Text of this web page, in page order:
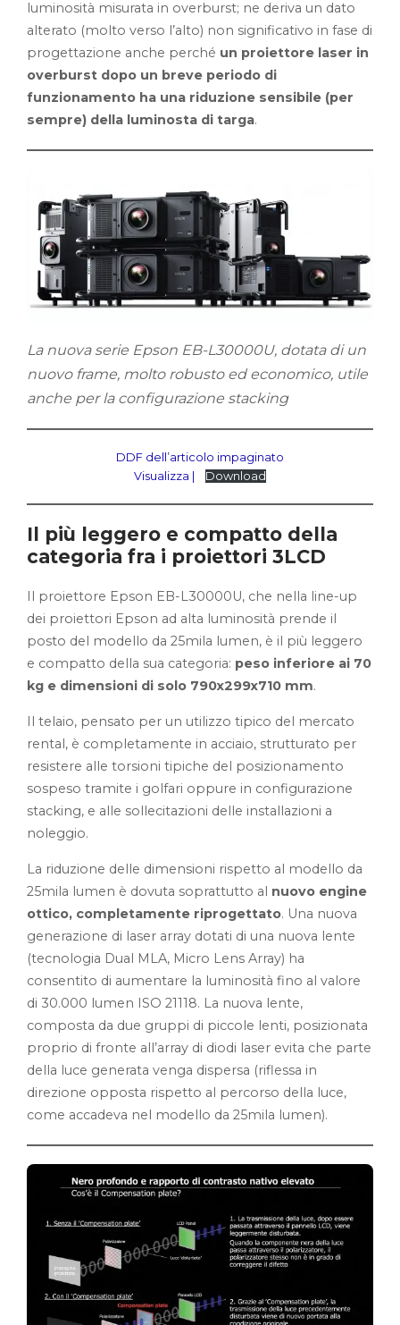
luminosità misurata in overburst; ne deriva un dato
alterato (molto verso l’alto) non significativo in fase di
progettazione anche perché un proiettore laser in
overburst dopo un breve periodo di
funzionamento ha una riduzione sensibile (per
sempre) della luminosta di targa.
La nuova serie Epson EB-L30000U, dotata di un
nuovo frame, molto robusto ed economico, utile
anche per la configurazione stacking
DDF dell’articolo impaginato
Visualizza |
Download
Il più leggero e compatto della
categoria fra i proiettori 3LCD
Il proiettore Epson EB-L30000U, che nella line-up
dei proiettori Epson ad alta luminosità prende il
posto del modello da 25mila lumen, è il più leggero
e compatto della sua categoria: peso inferiore ai 70
kg e dimensioni di solo 790x299x710 mm.
Il telaio, pensato per un utilizzo tipico del mercato
rental, è completamente in acciaio, strutturato per
resistere alle torsioni tipiche del posizionamento
sospeso tramite i golfari oppure in configurazione
stacking, e alle sollecitazioni delle installazioni a
noleggio.
La riduzione delle dimensioni rispetto al modello da
25mila lumen è dovuta soprattutto al nuovo engine
ottico, completamente riprogettato. Una nuova
generazione di laser array dotati di una nuova lente
(tecnologia Dual MLA, Micro Lens Array) ha
consentito di aumentare la luminosità fino al valore
di 30.000 lumen ISO 21118. La nuova lente,
composta da due gruppi di piccole lenti, posizionata
proprio di fronte all’array di diodi laser evita che parte
della luce generata venga dispersa (riflessa in
direzione opposta rispetto al percorso della luce,
come accadeva nel modello da 25mila lumen).